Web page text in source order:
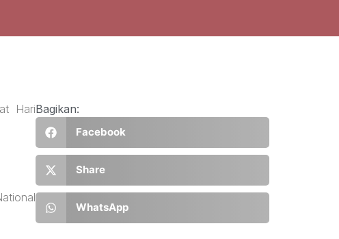
HariBagikan:
Facebook
Share
WhatsApp